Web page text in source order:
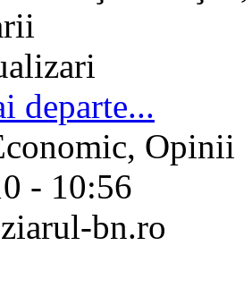
departe...
Opinii
- 10:56
bn.ro